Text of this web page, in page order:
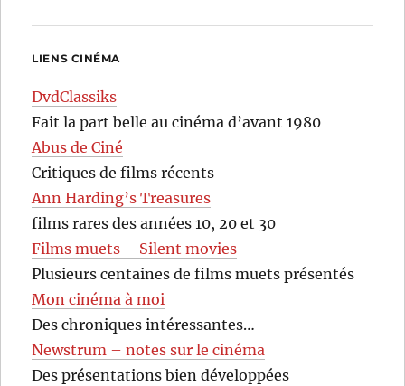
LIENS CINÉMA
DvdClassiks
Fait la part belle au cinéma d’avant 1980
Abus de Ciné
Critiques de films récents
Ann Harding’s Treasures
films rares des années 10, 20 et 30
Films muets – Silent movies
Plusieurs centaines de films muets présentés
Mon cinéma à moi
Des chroniques intéressantes…
Newstrum – notes sur le cinéma
Des présentations bien développées